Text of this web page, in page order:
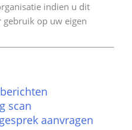
indien u dit
op uw eigen
scan
aanvragen